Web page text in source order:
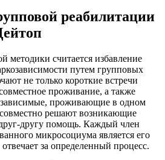
реабилитации
методики считается избавление
путем групповых
не только короткие встречи
проживание, а также
проживающие в одном
решают возникающие
другу помощь. Каждый член
микросоциума является его
за определенный процесс.